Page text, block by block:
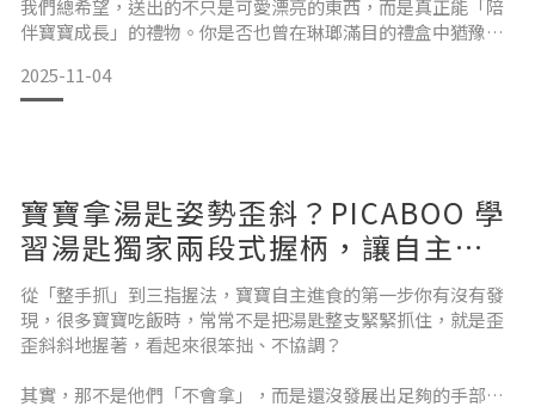
我們總希望，送出的不只是可愛漂亮的東西，而是真正能「陪
伴寶寶成長」的禮物。你是否也曾在琳瑯滿目的禮盒中猶豫不
我們理解這樣的掙扎，因為我們也是父母。一位媽媽，親自設
計的禮物作為 一位媽媽，我特別明白「送禮」背後那份真摯的
心意。
我們希望禮物不只是好看，更是「對寶寶來說真正有幫助的東
西」。這份心意，成為我們設計學習餐具的起點。
2025-11-04
寶寶拿湯匙姿勢歪斜？PICABOO 學
習湯匙獨家兩段式握柄，讓自主進
食銜接握筆練習
從「整手抓」到三指握法，寶寶自主進食的第一步你有沒有發
現，很多寶寶吃飯時，常常不是把湯匙整支緊緊抓住，就是歪
歪斜斜地握著，看起來很笨拙、不協調？
其實，那不是他們「不會拿」，而是還沒發展出足夠的手部控